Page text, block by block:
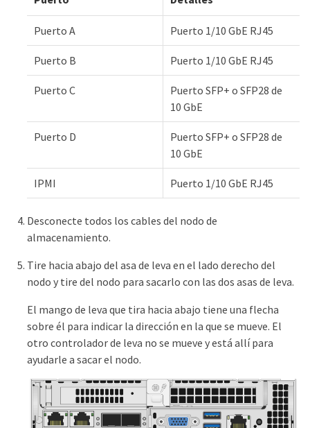
Puerto A Puerto 1/10 GbE RJ45
Puerto B Puerto 1/10 GbE RJ45
Puerto C
Puerto SFP+ o SFP28 de
10 GbE
Puerto D
Puerto SFP+ o SFP28 de
10 GbE
IPMI Puerto 1/10 GbE RJ45
Desconecte todos los cables del nodo de
almacenamiento.
Tire hacia abajo del asa de leva en el lado derecho del
nodo y tire del nodo para sacarlo con las dos asas de leva.
El mango de leva que tira hacia abajo tiene una flecha
sobre él para indicar la dirección en la que se mueve. El
otro controlador de leva no se mueve y está allí para
ayudarle a sacar el nodo.